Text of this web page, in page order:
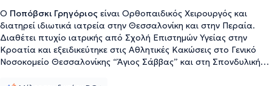
Ο Ποπόβσκι Γρηγόριος είναι Ορθοπαιδικός Χειρουργός και
διατηρεί ιδιωτικά ιατρεία στην Θεσσαλονίκη και στην Περαία.
Διαθέτει πτυχίο ιατρικής από Σχολή Επιστημών Υγείας στην
Κροατία και εξειδικεύτηκε στις Αθλητικές Κακώσεις στο Γενικό
Νοσοκομείο Θεσσαλονίκης “Άγιος Σάββας” και στη Σπονδυλική